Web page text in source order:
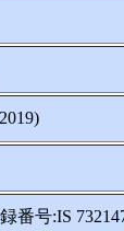
番号:IS